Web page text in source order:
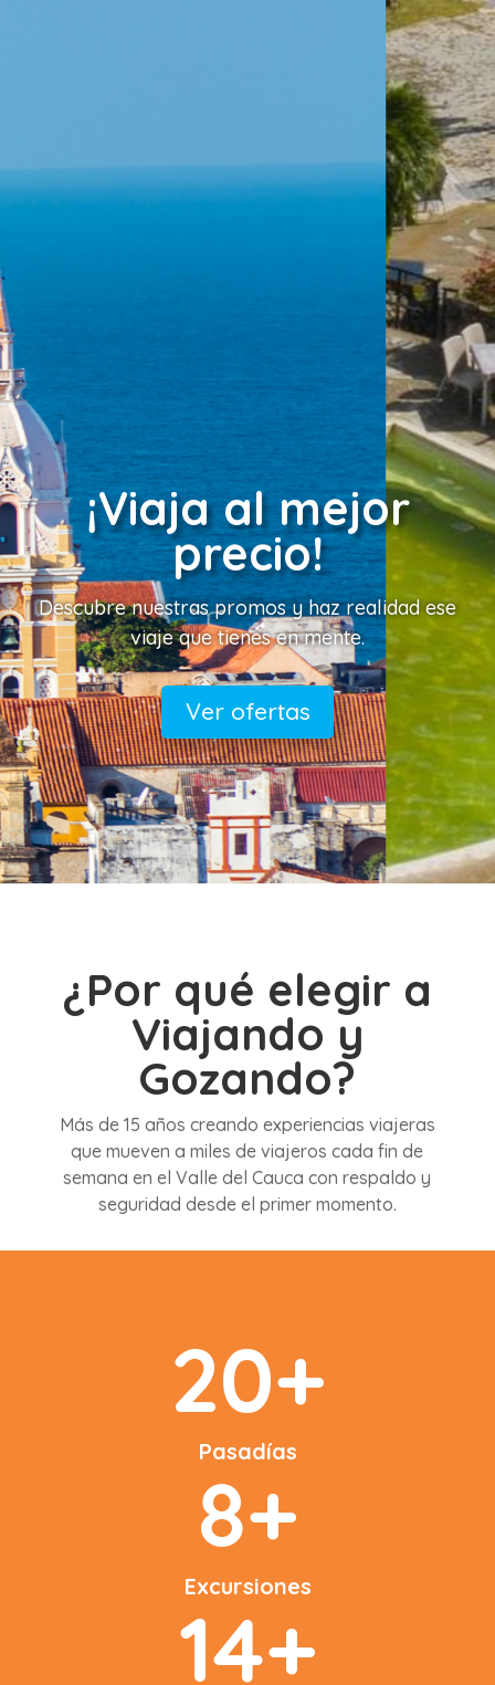
viajando y gozando
¡Viaja al mejor
precio!
Descubre nuestras promos y haz realidad ese
viaje que tienes en mente.
Ver ofertas
¿Por qué elegir a
Viajando y
Gozando?
Más de 15 años creando experiencias viajeras
que mueven a miles de viajeros cada fin de
semana en el Valle del Cauca con respaldo y
seguridad desde el primer momento.
20+
Pasadías
8+
Excursiones
14+